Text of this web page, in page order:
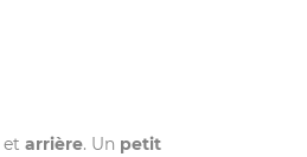
arrière. Un petit